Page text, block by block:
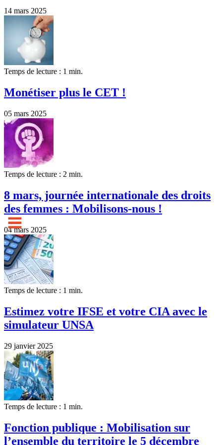
14 mars 2025
Temps de lecture : 1 min.
Monétiser plus le CET !
05 mars 2025
Temps de lecture : 2 min.
8 mars, journée internationale des droits
des femmes : Mobilisons-nous !
04 mars 2025
Temps de lecture : 1 min.
Estimez votre IFSE et votre CIA avec le
simulateur UNSA
29 janvier 2025
Temps de lecture : 1 min.
Fonction publique : Mobilisation sur
l’ensemble du territoire le 5 décembre